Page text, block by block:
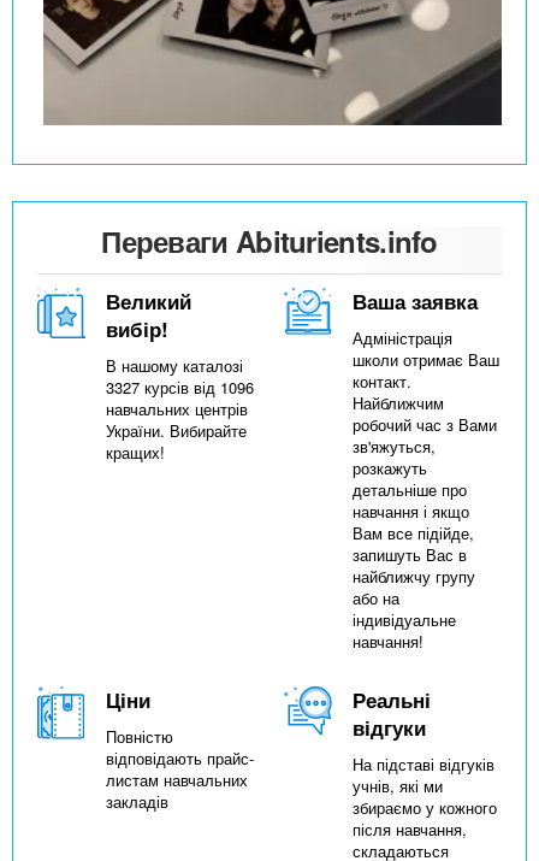
Переваги Abiturients.info
Великий
вибір!
В нашому каталозі
3327 курсів від 1096
навчальних центрів
України. Вибирайте
кращих!
Ваша заявка
Адміністрація
школи отримає Ваш
контакт.
Найближчим
робочий час з Вами
зв'яжуться,
розкажуть
детальніше про
навчання і якщо
Вам все підійде,
запишуть Вас в
найближчу групу
або на
індивідуальне
навчання!
Ціни
Повністю
відповідають прайс-
листам навчальних
закладів
Реальні
відгуки
На підставі відгуків
учнів, які ми
збираємо у кожного
після навчання,
складаються